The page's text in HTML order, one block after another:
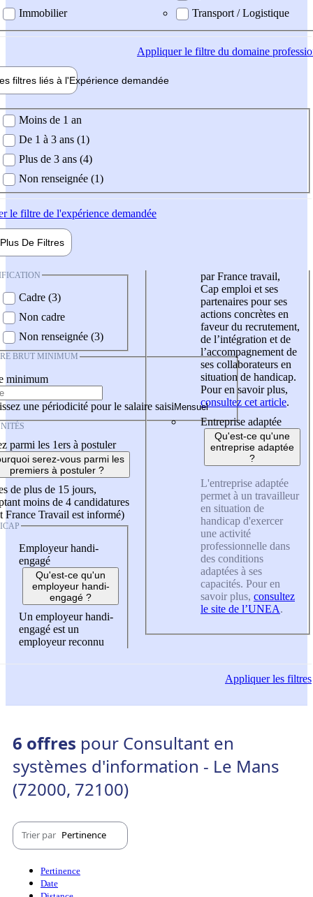
Immobilier
Transport / Logistique
Appliquerle filtre du domaine
filtres liés à l'Expérience demandée
demandée
Moins de 1 an
De 1 à 3 ans (1)
Plus de 3 ans (4)
Non renseignée (1)
le filtre de l'expérience demandée
Plus De Filtres
Cadre (3)
Non cadre
Non renseignée (3)
BRUT MINIMUM
minimum
une périodicité pour le salaire saisi
parmi les 1ers à postuler
serez-vous parmi les
premiers à postuler ?
de plus de 15 jours,
moins de 4 candidatures
France Travail est informé)
Employeur handi-
engagé
Qu'est-ce qu'un
employeur handi-
engagé ?
Un employeur handi-
engagé est un
employeur reconnu
par France travail,
Cap emploi et ses
partenaires pour ses
actions concrètes en
faveur du recrutement,
de l’intégration et de
l’accompagnement de
ses collaborateurs en
situation de handicap.
Pour en savoir plus,
consultez cet article.
Entreprise adaptée
Qu'est-ce qu'une
entreprise adaptée
?
L'entreprise adaptée
permet à un travailleur
en situation de
handicap d'exercer
une activité
professionnelle dans
des conditions
adaptées à ses
capacités. Pour en
savoir plus, consultez
le site de l’UNEA.
Appliquerles filtres
6 offres pour Consultant en
systèmes d'information - Le Mans
(72000, 72100)
Trier par Pertinence
Pertinence
Date